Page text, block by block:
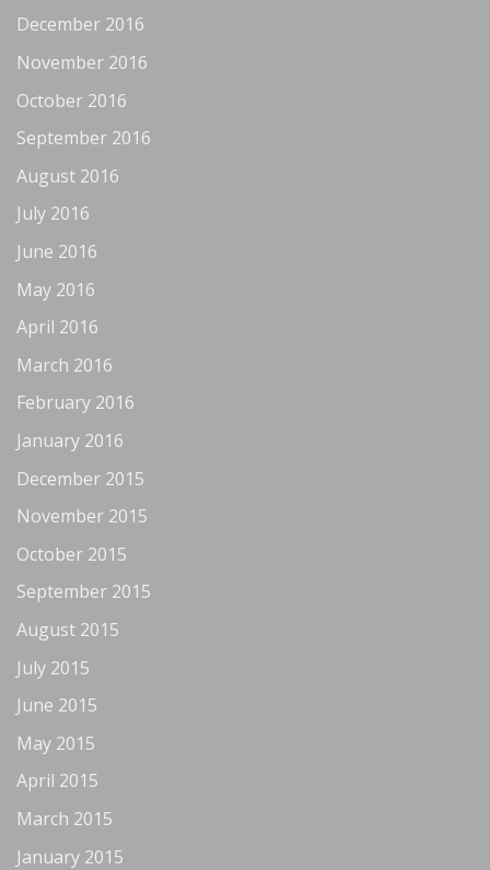
December 2016
November 2016
October 2016
September 2016
August 2016
July 2016
June 2016
May 2016
April 2016
March 2016
February 2016
January 2016
December 2015
November 2015
October 2015
September 2015
August 2015
July 2015
June 2015
May 2015
April 2015
March 2015
January 2015